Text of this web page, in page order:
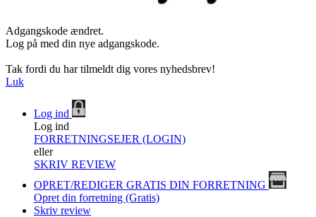
Adgangskode ændret.
Log på med din nye adgangskode.
Tak fordi du har tilmeldt dig vores nyhedsbrev!
Luk
Log ind
Log ind
FORRETNINGSEJER (LOGIN)
eller
SKRIV REVIEW
OPRET/REDIGER GRATIS DIN FORRETNING
Opret din forretning (Gratis)
Skriv review